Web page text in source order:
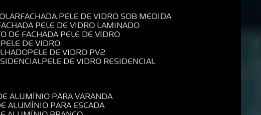
FACHADA PELE DE VIDRO SOB MEDIDA
FACHADA PELE DE VIDRO LAMINADO
DE FACHADA PELE DE VIDRO
PELE DE VIDRO
PELE DE VIDRO PV2
PELE DE VIDRO RESIDENCIAL
ALUMÍNIO PARA VARANDA
ALUMÍNIO PARA ESCADA